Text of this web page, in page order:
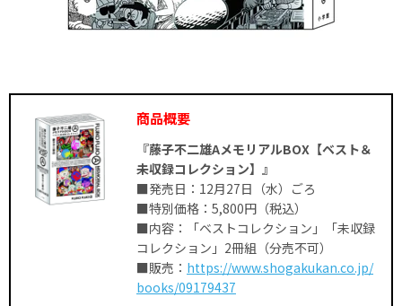
商品概要
『藤子不二雄AメモリアルBOX【ベスト＆
未収録コレクション】』
■発売日：12月27日（水）ごろ
■特別価格：5,800円（税込）
■内容：「ベストコレクション」「未収録
コレクション」2冊組（分売不可）
■販売： https://www.shogakukan.co.jp/
books/09179437